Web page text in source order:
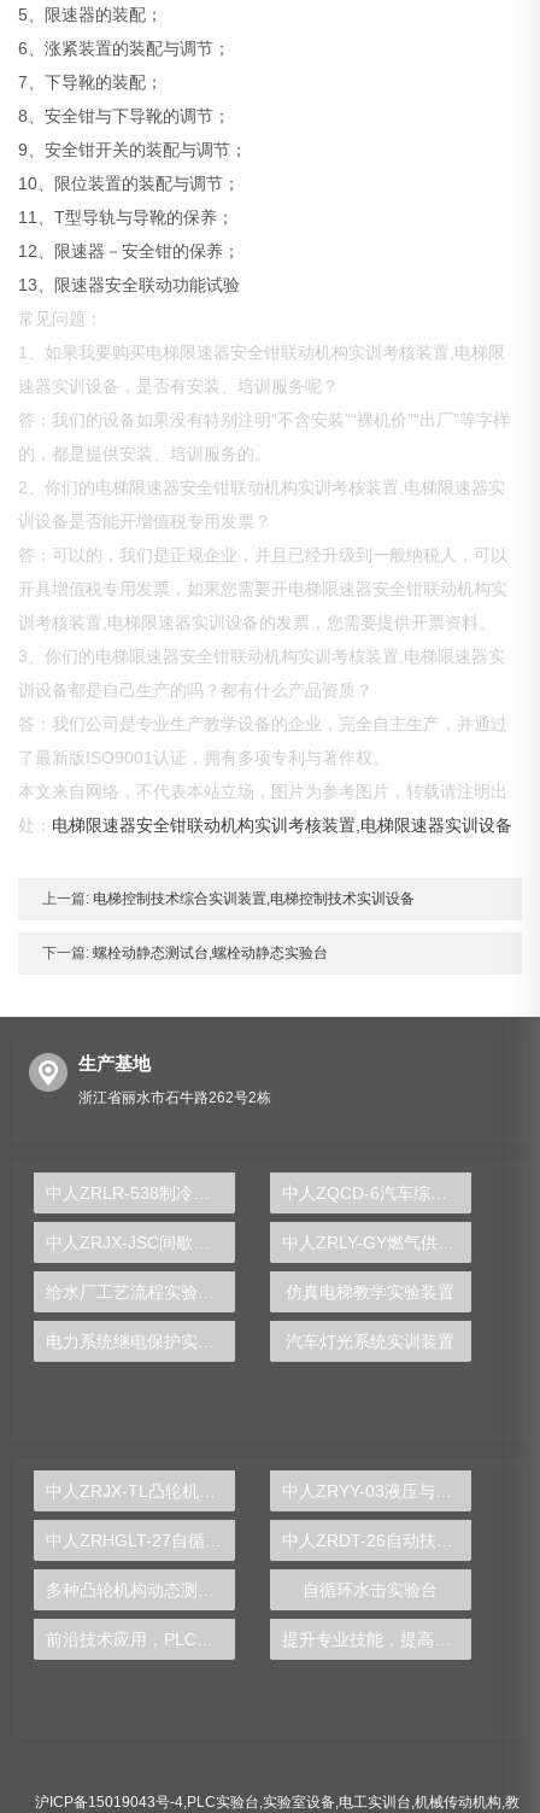
5、限速器的装配；
6、涨紧装置的装配与调节；
7、下导靴的装配；
8、安全钳与下导靴的调节；
9、安全钳开关的装配与调节；
10、限位装置的装配与调节；
11、T型导轨与导靴的保养；
12、限速器－安全钳的保养；
13、限速器安全联动功能试验
常见问题：
1、如果我要购买电梯限速器安全钳联动机构实训考核装置,电梯限
速器实训设备，是否有安装、培训服务呢？
答：我们的设备如果没有特别注明“不含安装”“裸机价”“出厂”等字样
的，都是提供安装、培训服务的。
2、你们的电梯限速器安全钳联动机构实训考核装置,电梯限速器实
训设备是否能开增值税专用发票？
答：可以的，我们是正规企业，并且已经升级到一般纳税人，可以
开具增值税专用发票，如果您需要开电梯限速器安全钳联动机构实
训考核装置,电梯限速器实训设备的发票，您需要提供开票资料。
3、你们的电梯限速器安全钳联动机构实训考核装置,电梯限速器实
训设备都是自己生产的吗？都有什么产品资质？
答：我们公司是专业生产教学设备的企业，完全自主生产，并通过
了最新版ISO9001认证，拥有多项专利与著作权。
本文来自网络，不代表本站立场，图片为参考图片，转载请注明出
处： 电梯限速器安全钳联动机构实训考核装置,电梯限速器实训设备
上一篇: 电梯控制技术综合实训装置,电梯控制技术实训设备
下一篇: 螺栓动静态测试台,螺栓动静态实验台
生产基地
浙江省丽水市石牛路262号2栋
仿真电梯教学实验装置
汽车灯光系统实训装置
自循环水击实验台
沪ICP备15019043号-4 PLC实验台 实验室设备 电工实训台 机械传动机构 教